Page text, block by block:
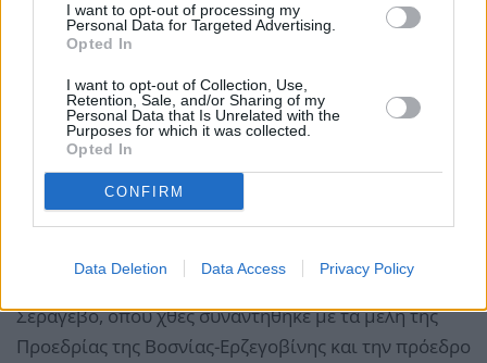
I want to opt-out of processing my
Personal Data for Targeted Advertising.
Opted In
I want to opt-out of Collection, Use,
Retention, Sale, and/or Sharing of my
Personal Data that Is Unrelated with the
Purposes for which it was collected.
Opted In
CONFIRM
Data Deletion Data Access Privacy Policy
Ο πρόεδρος του Ευρωπαϊκού Συμβουλίου
πραγματοποιεί από χθες Δευτέρα περιοδεία στις έξι
χώρες των Δυτικών Βαλκανίων, με στόχο να
μεταφέρει το μήνυμα ότι η προοπτική διεύρυνσης
της Ευρωπαϊκής Ένωσης παραμένει ενεργή και
ρεαλιστική, υπό την προϋπόθεση ότι οι χώρες της
περιοχής θα συνεχίσουν τις αναγκαίες
μεταρρυθμίσεις.
Πρώτος σταθμός της περιοδείας του ήταν το
Σεράγεβο, όπου χθες συναντήθηκε με τα μέλη της
Προεδρίας της Βοσνίας-Ερζεγοβίνης και την πρόεδρο